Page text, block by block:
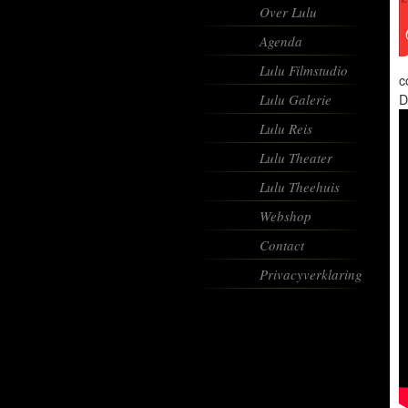
Over Lulu
Agenda
Lulu Filmstudio
Lulu Galerie
Lulu Reis
Lulu Theater
Lulu Theehuis
Webshop
Contact
Privacyverklaring